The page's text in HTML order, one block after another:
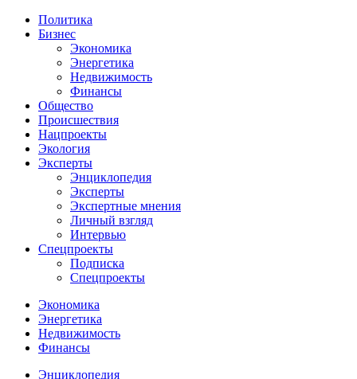
Политика
Бизнес
Экономика
Энергетика
Недвижимость
Финансы
Общество
Происшествия
Нацпроекты
Экология
Эксперты
Энциклопедия
Эксперты
Экспертные мнения
Личный взгляд
Интервью
Спецпроекты
Подписка
Спецпроекты
Экономика
Энергетика
Недвижимость
Финансы
Энциклопедия